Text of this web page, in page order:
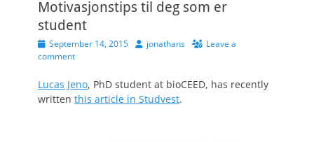
Motivasjonstips til deg som er
student
Posted
on
September 14, 2015 Authorjonathans
Leave a
comment
Lucas Jeno, PhD student at bioCEED, has recently
written this article in Studvest.